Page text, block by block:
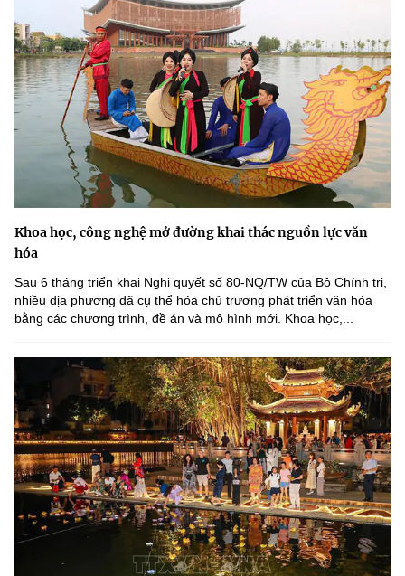
Khoa học, công nghệ mở đường khai thác nguồn lực văn
hóa
Sau 6 tháng triển khai Nghị quyết số 80-NQ/TW của Bộ Chính trị,
nhiều địa phương đã cụ thể hóa chủ trương phát triển văn hóa
bằng các chương trình, đề án và mô hình mới. Khoa học,...